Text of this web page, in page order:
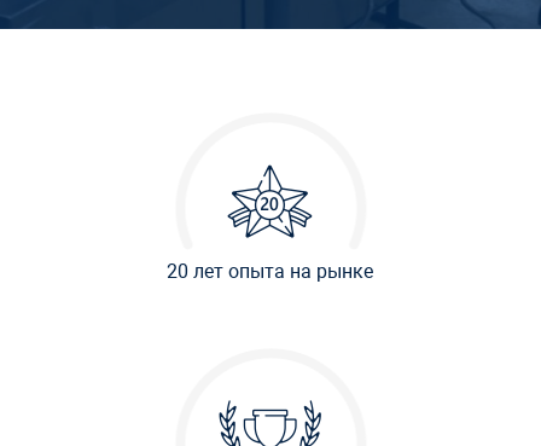
20 лет опыта на рынке